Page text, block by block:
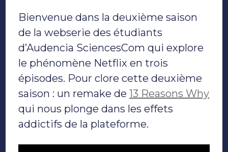
:
Accros
pas
trop
Bienvenue dans la deuxième saison
de la webserie des étudiants
d’Audencia SciencesCom qui explore
le phénomène Netflix en trois
épisodes. Pour clore cette deuxième
saison : un remake de13 Reasons Why
qui nous plonge dans les effets
addictifs de la plateforme.